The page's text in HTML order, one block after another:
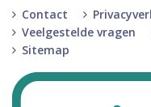
Contact
Veelgestelde vragen
Sitemap